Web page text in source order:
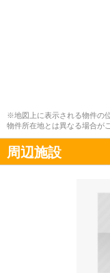
※地図上に表示される物件の
物件所在地とは異なる場合が
周辺施設